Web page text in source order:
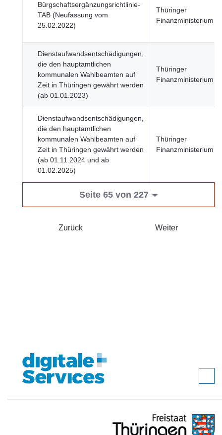
Bürgschaftsergänzungsrichtlinie-
TAB (Neufassung vom
25.02.2022)
Thüringer
Finanzministerium
Dienstaufwandsentschädigungen,
die den hauptamtlichen
kommunalen Wahlbeamten auf
Zeit in Thüringen gewährt werden
(ab 01.01.2023)
Thüringer
Finanzministerium
Dienstaufwandsentschädigungen,
die den hauptamtlichen
kommunalen Wahlbeamten auf
Zeit in Thüringen gewährt werden
(ab 01.11.2024 und ab
01.02.2025)
Thüringer
Finanzministerium
Seite 65 von 227
Zurück Weiter